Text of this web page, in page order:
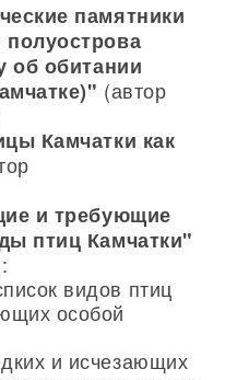
памятники
об обитании
(автор
Камчатки как
и требующие
птиц Камчатки"
видов птиц
особой
и исчезающих